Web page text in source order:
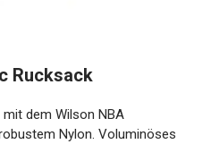
Rucksack
dem Wilson NBA
Nylon. Voluminöses